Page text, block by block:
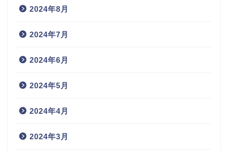
2024年8月
2024年7月
2024年6月
2024年5月
2024年4月
2024年3月